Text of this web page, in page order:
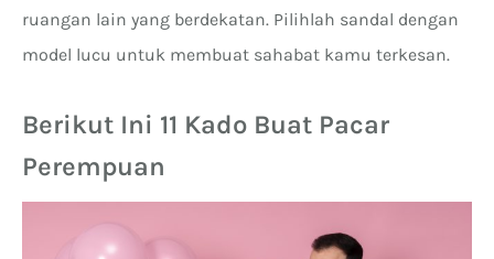
ruangan lain yang berdekatan. Pilihlah sandal dengan
model lucu untuk membuat sahabat kamu terkesan.
Berikut Ini 11 Kado Buat Pacar
Perempuan